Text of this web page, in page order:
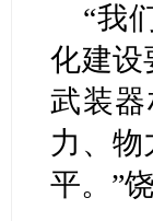
“我
化建设
武装
力、
平。”